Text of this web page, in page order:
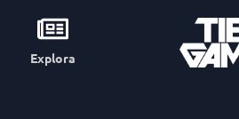
Explora